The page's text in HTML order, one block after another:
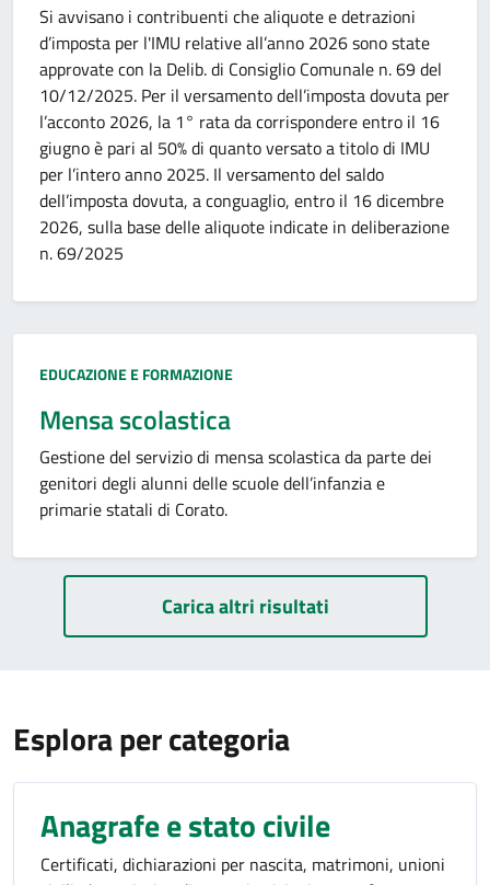
Si avvisano i contribuenti che aliquote e detrazioni
d’imposta per l'IMU relative all’anno 2026 sono state
approvate con la Delib. di Consiglio Comunale n. 69 del
10/12/2025. Per il versamento dell’imposta dovuta per
l’acconto 2026, la 1° rata da corrispondere entro il 16
giugno è pari al 50% di quanto versato a titolo di IMU
per l’intero anno 2025. Il versamento del saldo
dell’imposta dovuta, a conguaglio, entro il 16 dicembre
2026, sulla base delle aliquote indicate in deliberazione
n. 69/2025
Categoria:
EDUCAZIONE E FORMAZIONE
Mensa scolastica
Gestione del servizio di mensa scolastica da parte dei
genitori degli alunni delle scuole dell’infanzia e
primarie statali di Corato.
PaginazioneCarica altri risultati
Esplora per categoria
Anagrafe e stato civile
Certificati, dichiarazioni per nascita, matrimoni, unioni